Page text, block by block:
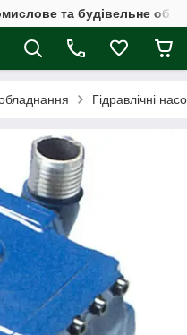
та будівельне
Гідравлічні